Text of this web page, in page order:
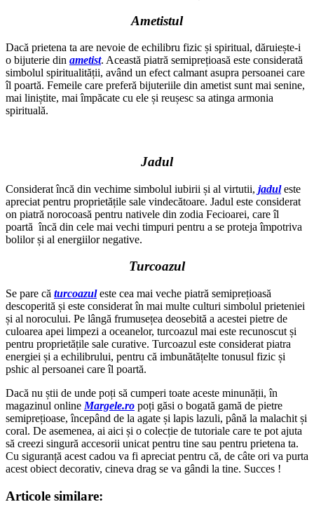
Ametistul
Dacă prietena ta are nevoie de echilibru fizic și spiritual, dăruiește-i
o bijuterie din ametist. Această piatră semiprețioasă este considerată
simbolul spiritualității, având un efect calmant asupra persoanei care
îl poartă. Femeile care preferă bijuteriile din ametist sunt mai senine,
mai liniștite, mai împăcate cu ele și reușesc sa atinga armonia
spirituală.
Jadul
Considerat încă din vechime simbolul iubirii și al virtutii, jaduleste
apreciat pentru proprietățile sale vindecătoare. Jadul este considerat
on piatră norocoasă pentru nativele din zodia Fecioarei, care îl
poartă încă din cele mai vechi timpuri pentru a se proteja împotriva
bolilor și al energiilor negative.
Turcoazul
Se pare că turcoazuleste cea mai veche piatră semiprețioasă
descoperită și este considerat în mai multe culturi simbolul prieteniei
și al norocului. Pe lângă frumusețea deosebită a acestei pietre de
culoarea apei limpezi a oceanelor, turcoazul mai este recunoscut și
pentru proprietățile sale curative. Turcoazul este considerat piatra
energiei și a echilibrului, pentru că imbunătățelte tonusul fizic și
pshic al persoanei care îl poartă.
Dacă nu știi de unde poți să cumperi toate aceste minunății, în
magazinul online Margele.ro poți găsi o bogată gamă de pietre
semiprețioase, începând de la agate și lapis lazuli, până la malachit și
coral. De asemenea, ai aici și o colecție de tutoriale care te pot ajuta
să creezi singură accesorii unicat pentru tine sau pentru prietena ta.
Cu siguranță acest cadou va fi apreciat pentru că, de câte ori va purta
acest obiect decorativ, cineva drag se va gândi la tine. Succes !
Articole similare: